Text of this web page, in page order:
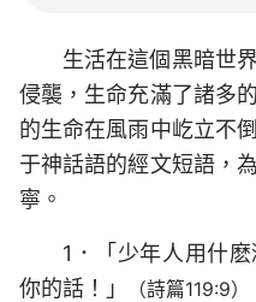
生活在這個黑暗世
侵襲，生命充滿了諸多
的生命在風雨中屹立不
于神話語的經文短語，
寧。
1．「少年人用什
你的話！」
（詩篇119:9）